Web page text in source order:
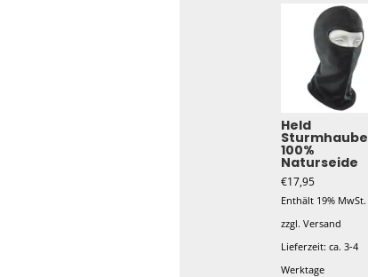
Held
Sturmhaube
100%
Naturseide
€17,95
Enthält 19% MwSt.
zzgl. Versand
Lieferzeit: ca. 3-4
Werktage